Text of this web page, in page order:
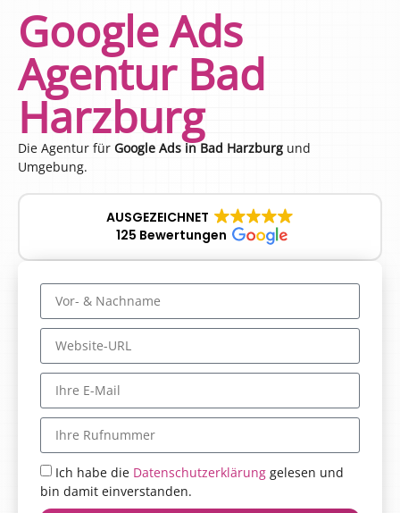
Google Ads
Agentur Bad
Harzburg
Die Agentur für Google Ads in Bad Harzburg und
Umgebung.
AUSGEZEICHNET
125 Bewertungen
Ich habe die Datenschutzerklärung gelesen und
bin damit einverstanden.